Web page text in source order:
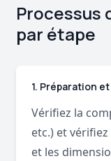
par étape
1. Préparation
Vérifiez la
etc.) et
et les